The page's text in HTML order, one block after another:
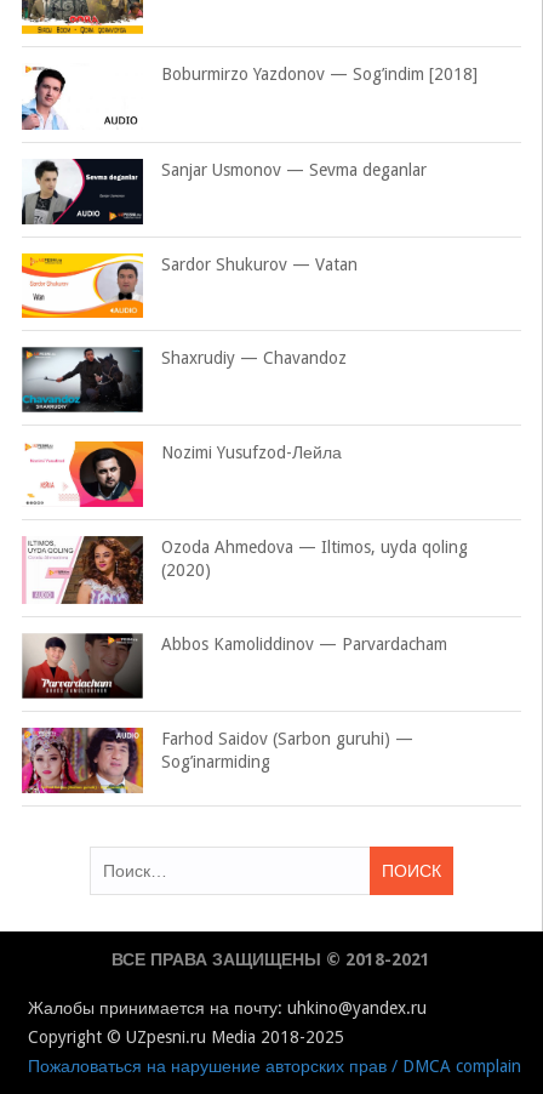
Boburmirzo Yazdonov — Sog’indim [2018]
Sanjar Usmonov — Sevma deganlar
Sardor Shukurov — Vatan
Shaxrudiy — Chavandoz
Nozimi Yusufzod-Лейла
Ozoda Ahmedova — Iltimos, uyda qoling
(2020)
Abbos Kamoliddinov — Parvardacham
Farhod Saidov (Sarbon guruhi) —
Sog’inarmiding
ВСЕ ПРАВА ЗАЩИЩЕНЫ © 2018-2021
Жалобы принимается на почту: uhkino@yandex.ru
Copyright © UZpesni.ru Media 2018-2025
Пожаловаться на нарушение авторских прав / DMCA complain